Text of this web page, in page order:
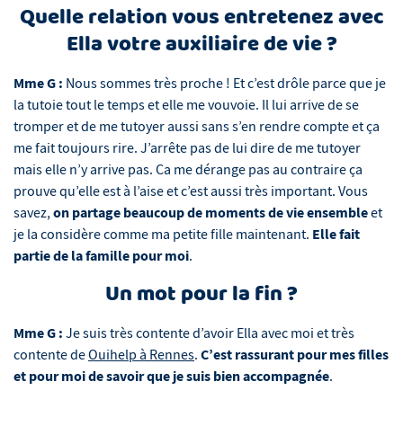
Quelle relation vous entretenez avec
Ella votre auxiliaire de vie ?
Mme G : Nous sommes très proche ! Et c’est drôle parce que je
la tutoie tout le temps et elle me vouvoie. Il lui arrive de se
tromper et de me tutoyer aussi sans s’en rendre compte et ça
me fait toujours rire. J’arrête pas de lui dire de me tutoyer
mais elle n’y arrive pas. Ca me dérange pas au contraire ça
prouve qu’elle est à l’aise et c’est aussi très important. Vous
savez,on partage beaucoup de moments de vie ensembleet
je la considère comme ma petite fille maintenant. Elle fait
partie de la famille pour moi.
Un mot pour la fin ?
Mme G : Je suis très contente d’avoir Ella avec moi et très
contente deOuihelp à Rennes. C’est rassurant pour mes filles
et pour moi de savoir que je suis bien accompagnée.